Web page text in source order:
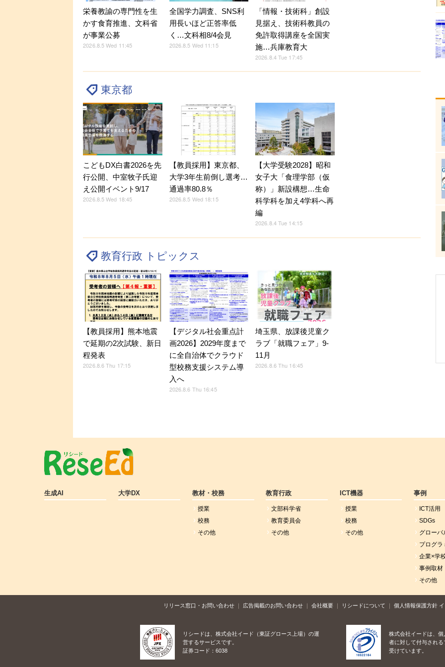
栄養教諭の専門性を生
かす食育推進、文科省
が事業公募
2026.8.5 Wed 11:45
全国学力調査、SNS利
用長いほど正答率低
く…文科相8/4会見
2026.8.5 Wed 11:15
「情報・技術科」創設
見据え、技術科教員の
免許取得講座を全国実
施…兵庫教育大
2026.8.4 Tue 17:45
東京都
こどもDX白書2026を先
行公開、中室牧子氏迎
え公開イベント9/17
2026.8.5 Wed 18:45
【教員採用】東京都、
大学3年生前倒し選考…
通過率80.8％
2026.8.5 Wed 18:15
【大学受験2028】昭和
女子大「食理学部（仮
称）」新設構想…生命
科学科を加え4学科へ再
編
2026.8.4 Tue 14:15
教育行政 トピックス
【教員採用】熊本地震
で延期の2次試験、新日
程発表
2026.8.6 Thu 17:15
【デジタル社会重点計
画2026】2029年度まで
に全自治体でクラウド
型校務支援システム導
入へ
2026.8.6 Thu 16:45
埼玉県、放課後児童ク
ラブ「就職フェア」9-
11月
2026.8.6 Thu 16:45
生成AI 大学DX 教材・校務
授業
校務
その他
教育行政
文部科学省
教育委員会
その他
ICT機器
授業
校務
その他
事例
ICT活用
SDGs
グローバ
プログラ
企業×学
事例取材
その他
リリース窓口・お問い合わせ 広告掲載のお問い合わせ 会社概要 リシードについて 個人情報保護方針
リシードは、株式会社イード（東証グロース上場）の運
営するサービスです。
証券コード：6038
株式会社イードは、
者に対して付与され
受けています。